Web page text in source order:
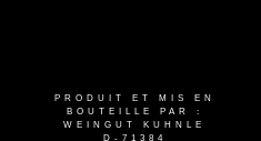
PRODUIT ET MIS EN
BOUTEILLE PAR :
WEINGUT KUHNLE
D-71384